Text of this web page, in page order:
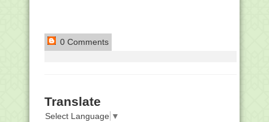
0 Comments
Translate
Select Language ▼